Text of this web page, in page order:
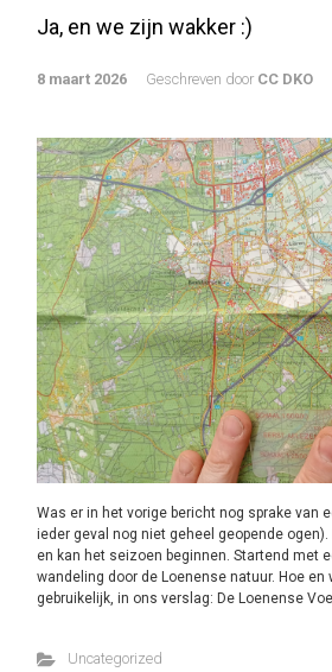
Ja, en we zijn wakker :)
8 maart 2026 Geschreven door CC DKO
Was er in het vorige bericht nog sprake van
ieder geval nog niet geheel geopende ogen).
en kan het seizoen beginnen. Startend met
wandeling door de Loenense natuur. Hoe en
gebruikelijk, in ons verslag: De Loenense
Uncategorized